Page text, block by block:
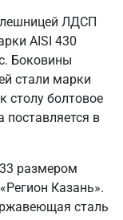
ЛДСП
AISI 430
Боковины
стали марки
столу болтовое
поставляется в
размером
Казань».
сталь